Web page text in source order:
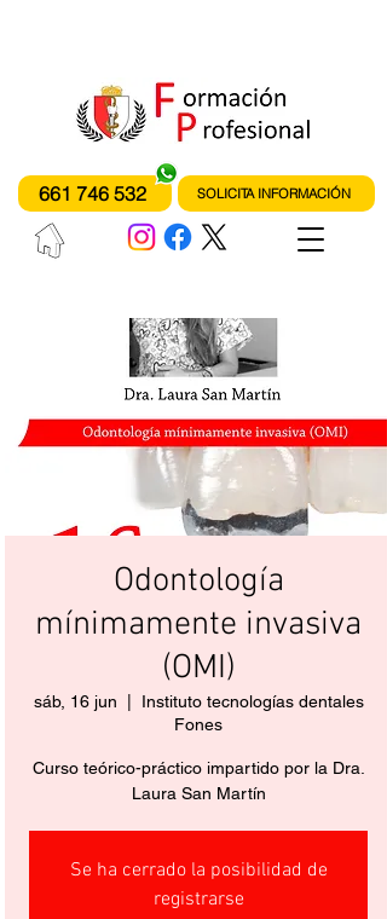
661 746 532 SOLICITA INFORMACIÓN
Odontología
mínimamente invasiva
(OMI)
sáb, 16 jun
Instituto tecnologías dentales
Fones
Curso teórico-práctico impartido por la Dra.
Laura San Martín
Se ha cerrado la posibilidad de
registrarse